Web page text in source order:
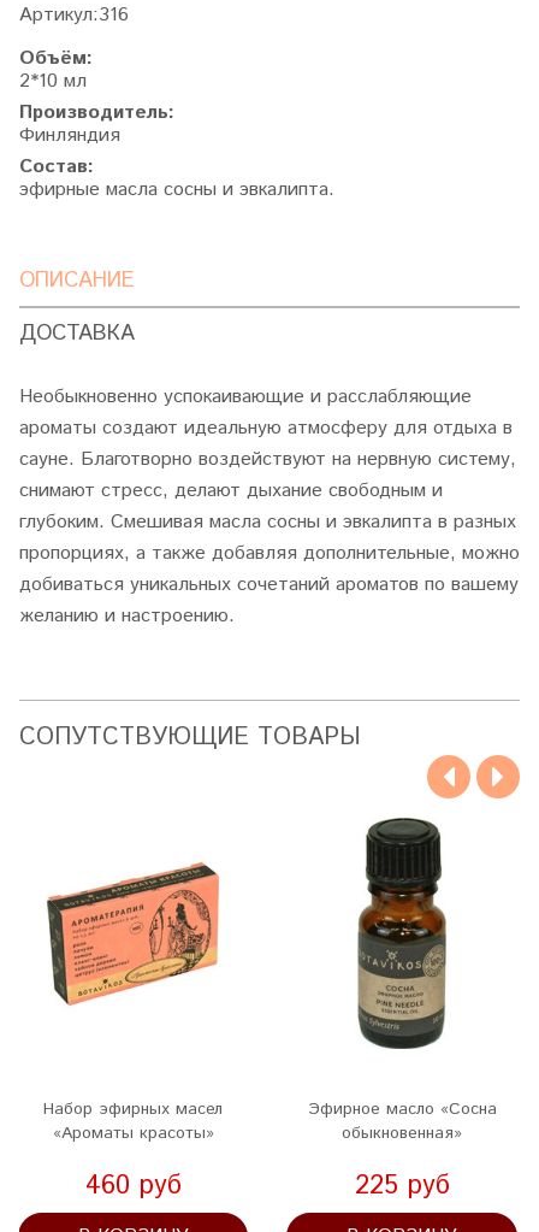
Артикул:316
Объём:
2*10 мл
Производитель:
Финляндия
Состав:
эфирные масла сосны и эвкалипта.
ОПИСАНИЕ
ДОСТАВКА
Необыкновенно успокаивающие и расслабляющие
ароматы создают идеальную атмосферу для отдыха в
сауне. Благотворно воздействуют на нервную систему,
снимают стресс, делают дыхание свободным и
глубоким. Смешивая масла сосны и эвкалипта в разных
пропорциях, а также добавляя дополнительные, можно
добиваться уникальных сочетаний ароматов по вашему
желанию и настроению.
CОПУТСТВУЮЩИЕ ТОВАРЫ
Набор эфирных масел
«Ароматы красоты»
460 руб
Эфирное масло «Сосна
обыкновенная»
225 руб